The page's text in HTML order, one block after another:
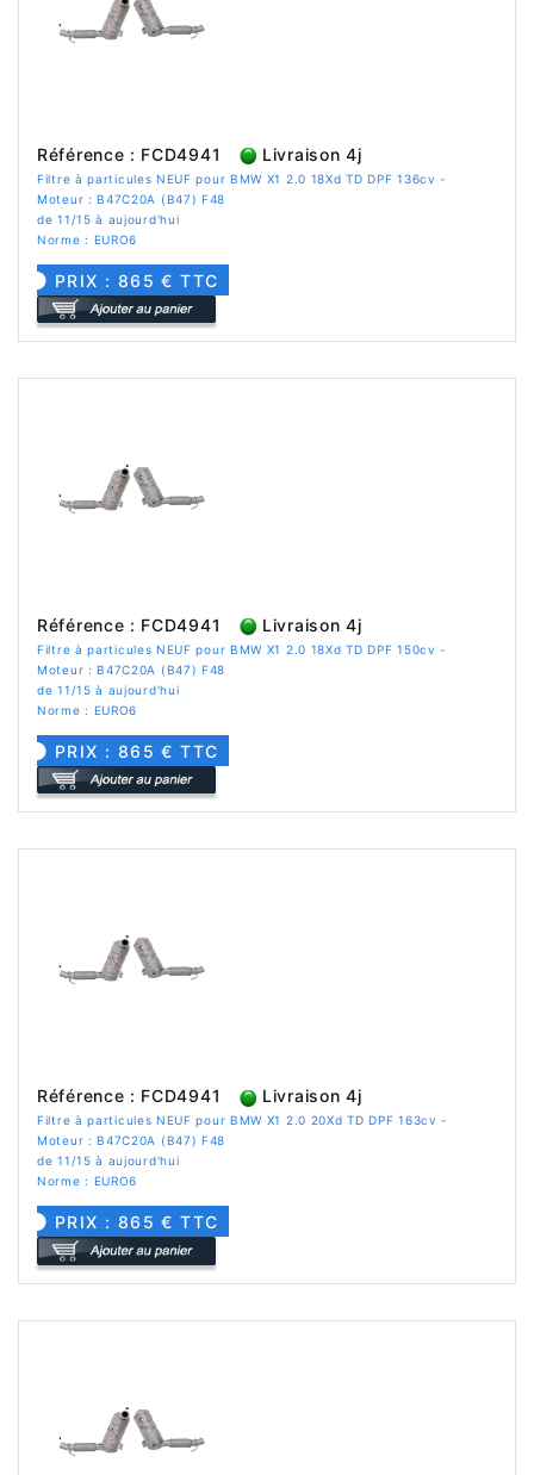
Référence : FCD4941 Livraison 4j
Filtre à particules NEUF pour BMW X1 2.0 18Xd TD DPF 136cv -
Moteur : B47C20A (B47) F48
de 11/15 à aujourd'hui
Norme : EURO6
PRIX : 865 € TTC
Référence : FCD4941 Livraison 4j
Filtre à particules NEUF pour BMW X1 2.0 18Xd TD DPF 150cv -
Moteur : B47C20A (B47) F48
de 11/15 à aujourd'hui
Norme : EURO6
PRIX : 865 € TTC
Référence : FCD4941 Livraison 4j
Filtre à particules NEUF pour BMW X1 2.0 20Xd TD DPF 163cv -
Moteur : B47C20A (B47) F48
de 11/15 à aujourd'hui
Norme : EURO6
PRIX : 865 € TTC